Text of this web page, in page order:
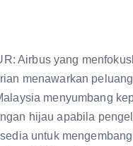
Airbus yang
menawarkan
menyumbang
hijau apabila
untuk